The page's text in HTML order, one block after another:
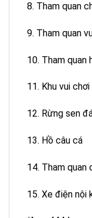
8. Tham quan
9. Tham quan
10. Tham quan
11. Khu vui
12. Rừng sen
13. Hồ câu cá
14. Tham quan
15. Xe điện nội